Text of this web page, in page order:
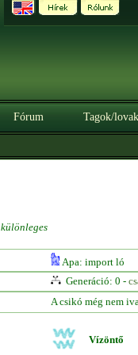
Fórum Tagok/lovak
különleges
Apa: import ló
Generáció: 0 -
A csikó még nem
Vízöntő